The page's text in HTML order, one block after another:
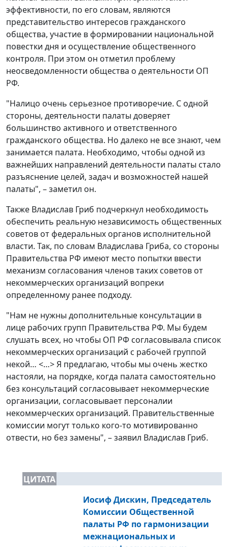
эффективности, по его словам, являются
представительство интересов гражданского
общества, участие в формировании национальной
повестки дня и осуществление общественного
контроля. При этом он отметил проблему
неосведомленности общества о деятельности ОП
РФ.
"Налицо очень серьезное противоречие. С одной
стороны, деятельности палаты доверяет
большинство активного и ответственного
гражданского общества. Но далеко не все знают, чем
занимается палата. Необходимо, чтобы одной из
важнейших направлений деятельности палаты стало
разъяснение целей, задач и возможностей нашей
палаты", – заметил он.
Также Владислав Гриб подчеркнул необходимость
обеспечить реальную независимость общественных
советов от федеральных органов исполнительной
власти. Так, по словам Владислава Гриба, со стороны
Правительства РФ имеют место попытки ввести
механизм согласования членов таких советов от
некоммерческих организаций вопреки
определенному ранее подходу.
"Нам не нужны дополнительные консультации в
лице рабочих групп Правительства РФ. Мы будем
слушать всех, но чтобы ОП РФ согласовывала список
некоммерческих организаций с рабочей группой
некой… <…> Я предлагаю, чтобы мы очень жестко
настояли, на порядке, когда палата самостоятельно
без консультаций согласовывает некоммерческие
организации, согласовывает персоналии
некоммерческих организаций. Правительственные
комиссии могут только кого-то мотивированно
отвести, но без замены", – заявил Владислав Гриб.
ЦИТАТА
Иосиф Дискин, Председатель
Комиссии Общественной
палаты РФ по гармонизации
межнациональных и